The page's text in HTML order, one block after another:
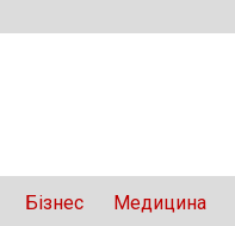
Бізнес Медицина